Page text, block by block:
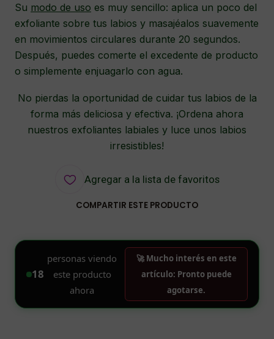
Su modo de uso es muy sencillo: aplica un poco del
exfoliante sobre tus labios y masajéalos suavemente
en movimientos circulares durante 20 segundos.
Después, puedes comerte el excedente de producto
o simplemente enjuagarlo con agua.
No pierdas la oportunidad de cuidar tus labios de la
forma más deliciosa y efectiva. ¡Ordena ahora
nuestros exfoliantes labiales y luce unos labios
irresistibles!
Agregar a la lista de favoritos
COMPARTIR ESTE PRODUCTO